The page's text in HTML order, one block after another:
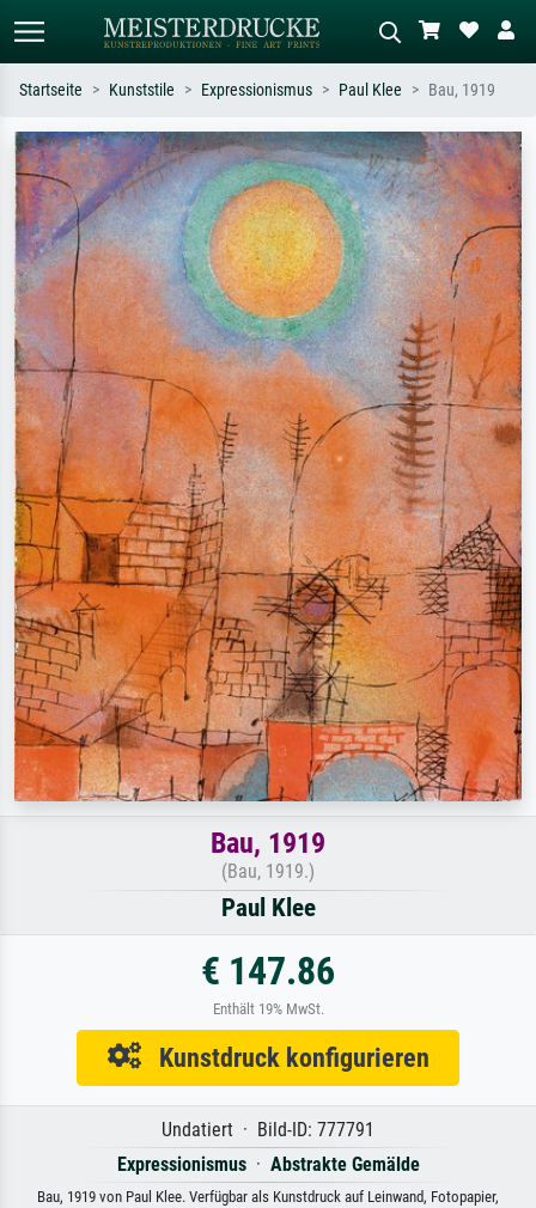
Standardsuche KI-Bildersuche
Suchen Sie nach Künstlern, Werktiteln
oder Stilen – z.B. Monet,
Sternennacht, Impressionismus, Welle
Hokusai, Akt.
Beschreiben Sie die Szene – z.B. Grüne
Wiese, Abstrakt mit viel Rot, Dunkles
Ölgemälde, Stehender Akt neben einem
Baum.
Startseite Kunststile Expressionismus Paul Klee Bau, 1919
Bau, 1919
(Bau, 1919.)
Paul Klee
€ 147.86
Enthält 19% MwSt.
Kunstdruck konfigurieren
Undatiert · Bild-ID: 777791
Expressionismus· Abstrakte Gemälde
Bau, 1919 von Paul Klee. Verfügbar als Kunstdruck auf Leinwand, Fotopapier,